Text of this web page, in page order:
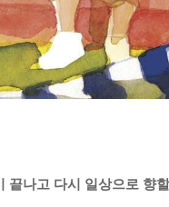
끝나고 다시 일상으로 향